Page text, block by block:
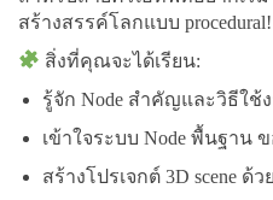
สร้างสรรค์โลกแบบ procedural!
สิ่งที่คุณจะได้เรียน:
รู้จัก Node สำคัญและวิธีใช้
เข้าใจระบบ Node พื้นฐาน
สร้างโปรเจกต์ 3D scene ด้ว